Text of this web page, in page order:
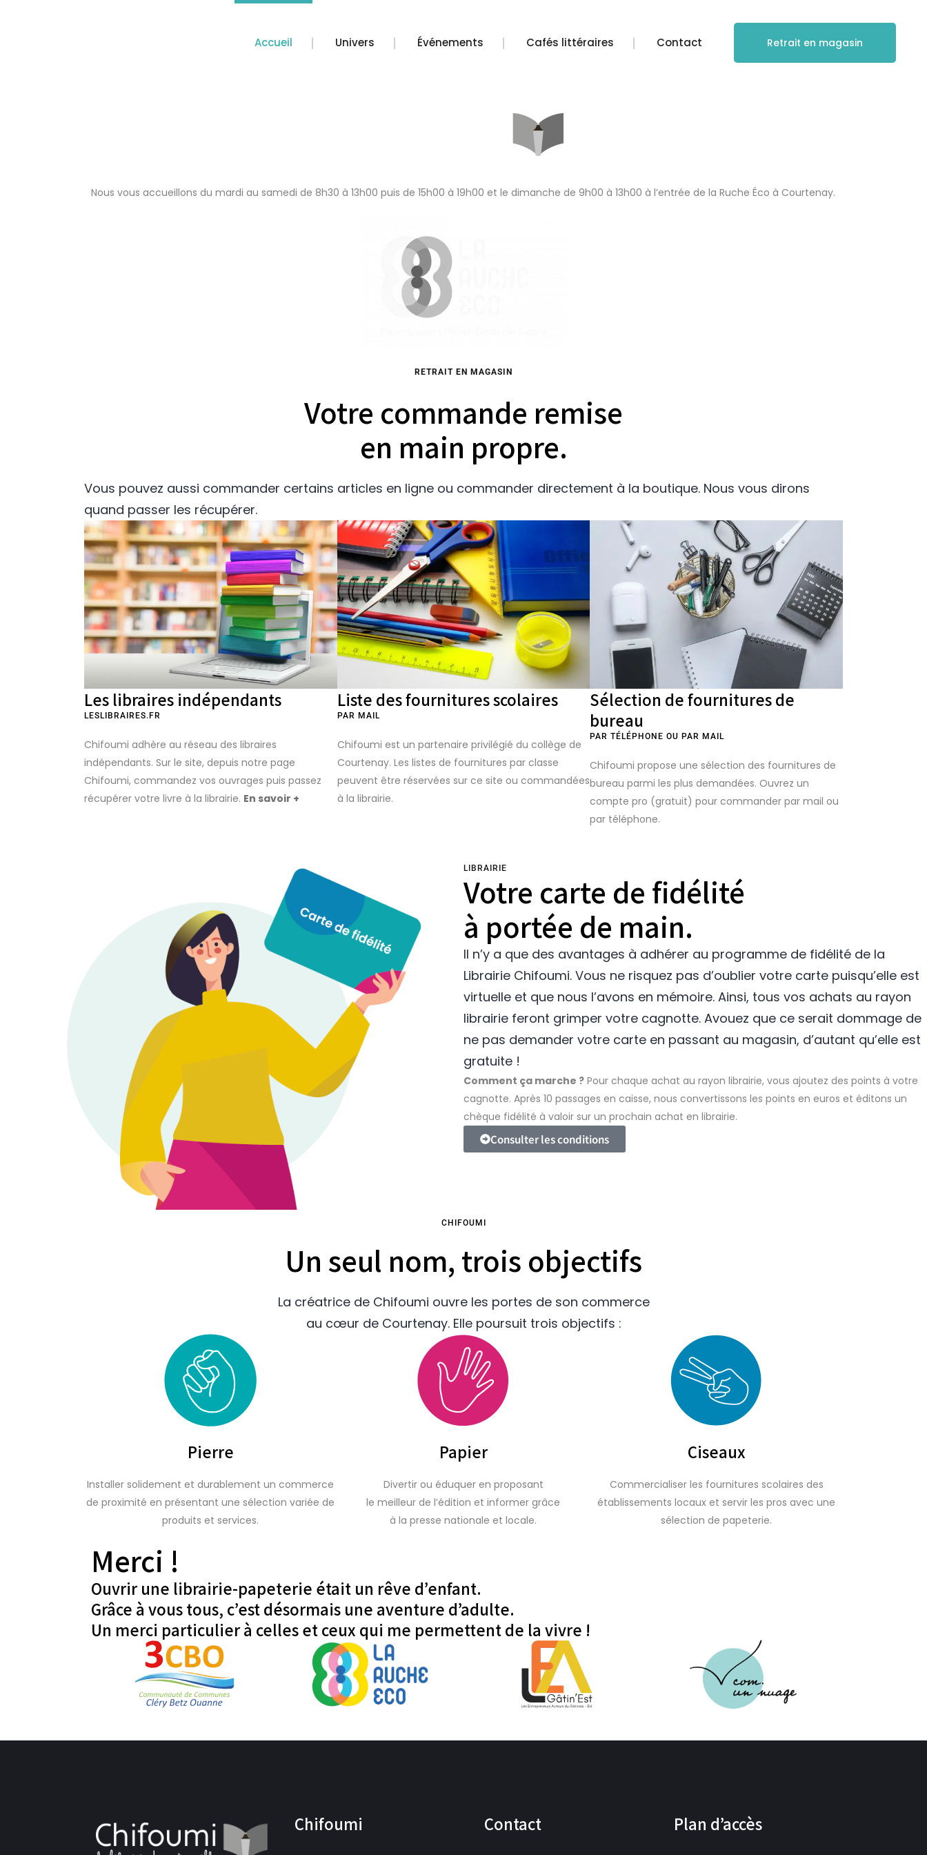
Retrait en magasin
Accueil Univers Événements Cafés littéraires Contact
Nous vous accueillons du mardi au samedi de 8h30 à 13h00 puis de 15h00 à 19h00 et le dimanche de 9h00 à 13h00 à l’entrée de la Ruche Éco à Courtenay.
RETRAIT EN MAGASIN
Votre commande remise
en main propre.
Vous pouvez aussi commander certains articles en ligne ou commander directement à la boutique. Nous vous dirons
quand passer les récupérer.
Les libraires indépendants
LESLIBRAIRES.FR
Chifoumi adhère au réseau des libraires
indépendants. Sur le site, depuis notre page
Chifoumi, commandez vos ouvrages puis passez
récupérer votre livre à la librairie. En savoir +
Liste des fournitures scolaires
PAR MAIL
Chifoumi est un partenaire privilégié du collège de
Courtenay. Les listes de fournitures par classe
peuvent être réservées sur ce site ou commandées
à la librairie.
Sélection de fournitures de
bureau
PAR TÉLÉPHONE OU PAR MAIL
Chifoumi propose une sélection des fournitures de
bureau parmi les plus demandées. Ouvrez un
compte pro (gratuit) pour commander par mail ou
par téléphone.
LIBRAIRIE
Votre carte de fidélité
à portée de main.
Il n’y a que des avantages à adhérer au programme de fidélité de la
Librairie Chifoumi. Vous ne risquez pas d’oublier votre carte puisqu’elle est
virtuelle et que nous l’avons en mémoire. Ainsi, tous vos achats au rayon
librairie feront grimper votre cagnotte. Avouez que ce serait dommage de
ne pas demander votre carte en passant au magasin, d’autant qu’elle est
gratuite !
Comment ça marche ? Pour chaque achat au rayon librairie, vous ajoutez des points à votre
cagnotte. Après 10 passages en caisse, nous convertissons les points en euros et éditons un
chèque fidélité à valoir sur un prochain achat en librairie.
Consulter les conditions
CHIFOUMI
Un seul nom, trois objectifs
La créatrice de Chifoumi ouvre les portes de son commerce
au cœur de Courtenay. Elle poursuit trois objectifs :
Pierre
Installer solidement et durablement un commerce
de proximité en présentant une sélection variée de
produits et services.
Papier
Divertir ou éduquer en proposant
le meilleur de l’édition et informer grâce
à la presse nationale et locale.
Ciseaux
Commercialiser les fournitures scolaires des
établissements locaux et servir les pros avec une
sélection de papeterie.
Merci !
Ouvrir une librairie-papeterie était un rêve d’enfant.
Grâce à vous tous, c’est désormais une aventure d’adulte.
Un merci particulier à celles et ceux qui me permettent de la vivre !
Chifoumi Contact Plan d’accès